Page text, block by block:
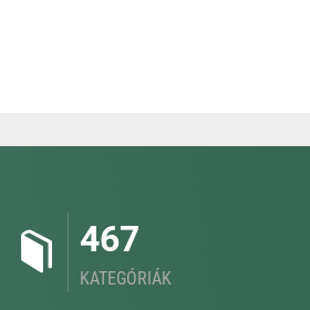
467
KATEGÓRIÁK